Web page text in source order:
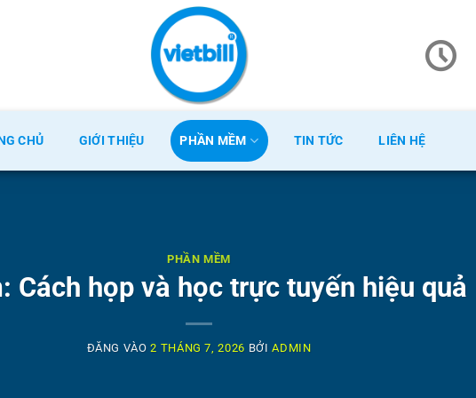
CHỦ GIỚI THIỆU PHẦN MỀM TIN TỨC LIÊN HỆ
PHẦN MỀM
Cách họp và học trực tuyến hiệu quả
ĐĂNG VÀO2 THÁNG 7, 2026 BỞIADMIN